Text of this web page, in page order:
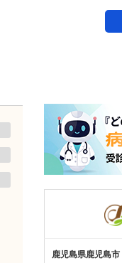
鹿児島県鹿児島市